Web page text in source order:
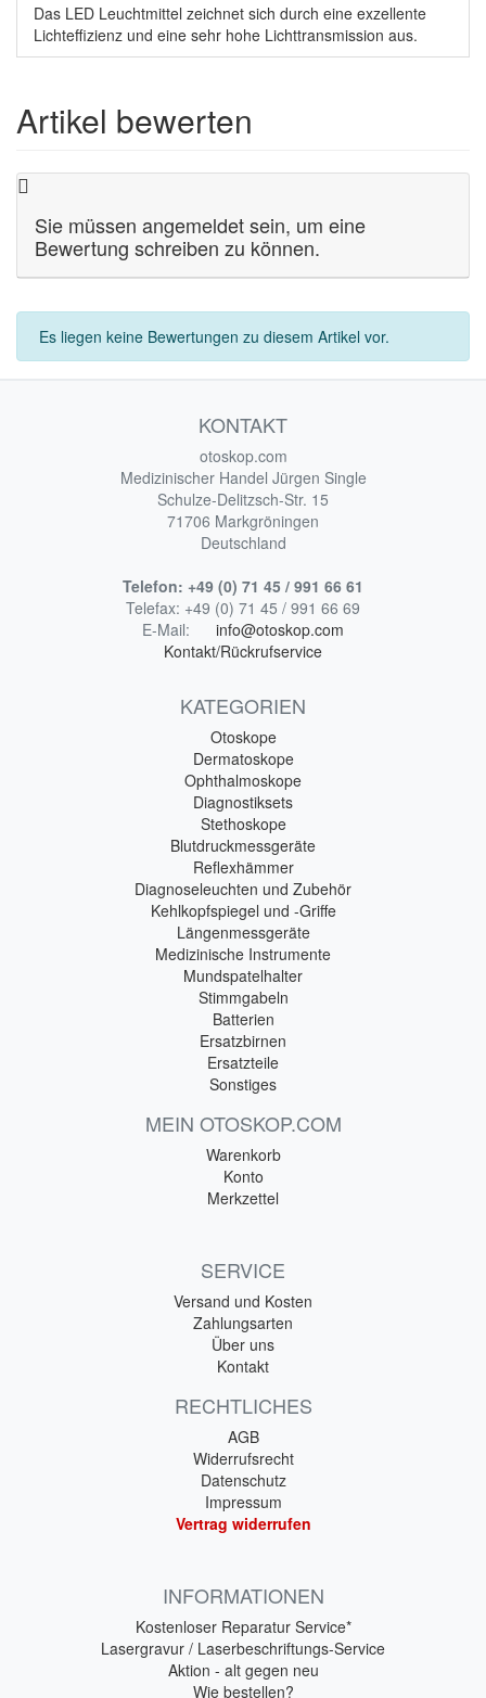
Das LED Leuchtmittel zeichnet sich durch eine exzellente
Lichteffizienz und eine sehr hohe Lichttransmission aus.
Artikel bewerten
Sie müssen angemeldet sein, um eine
Bewertung schreiben zu können.
Es liegen keine Bewertungen zu diesem Artikel vor.
KONTAKT
otoskop.com
Medizinischer Handel Jürgen Single
Schulze-Delitzsch-Str. 15
71706 Markgröningen
Deutschland
Telefon: +49 (0) 71 45 / 991 66 61
Telefax: +49 (0) 71 45 / 991 66 69
E-Mail:
info@otoskop.com
Kontakt/Rückrufservice
KATEGORIEN
Otoskope
Dermatoskope
Ophthalmoskope
Diagnostiksets
Stethoskope
Blutdruckmessgeräte
Reflexhämmer
Diagnoseleuchten und Zubehör
Kehlkopfspiegel und -Griffe
Längenmessgeräte
Medizinische Instrumente
Mundspatelhalter
Stimmgabeln
Batterien
Ersatzbirnen
Ersatzteile
Sonstiges
MEIN OTOSKOP.COM
Warenkorb
Konto
Merkzettel
SERVICE
Versand und Kosten
Zahlungsarten
Über uns
Kontakt
RECHTLICHES
AGB
Widerrufsrecht
Datenschutz
Impressum
Vertrag widerrufen
INFORMATIONEN
Kostenloser Reparatur Service*
Lasergravur / Laserbeschriftungs-Service
Aktion - alt gegen neu
Wie bestellen?